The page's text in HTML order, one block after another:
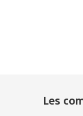
Les